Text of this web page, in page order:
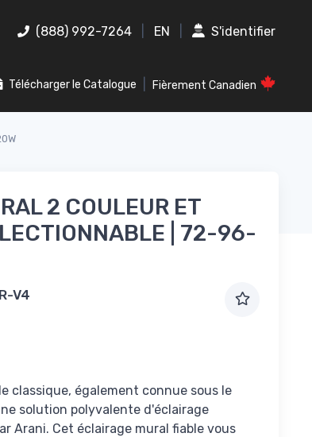
(888) 992-7264 EN S'identifier
Télécharger le Catalogue Fièrement Canadien
2 COULEUR ET
| 72-96-
V4
classique, également connue sous le
solution polyvalente d'éclairage
Arani. Cet éclairage mural fiable vous